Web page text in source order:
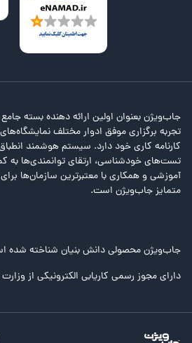
جاب‌ویژن بعنوان اولین ارائه دهنده بسته
تجربه برگزاری موفق ادوار مختلف
کارنامه کاری خود دارد. سیستم هوشمند
تست‌های خودشناسی، ارتقای توانمندی‌ها به
آموزشی و همکاری با معتبرترین سازمان‌ها
متمایز جاب‌ویژن است.
جاب‌ویژن محصولی دانش بنیان شناخته شده
دارای مجوز رسمی کاریابی الکترونیکی از